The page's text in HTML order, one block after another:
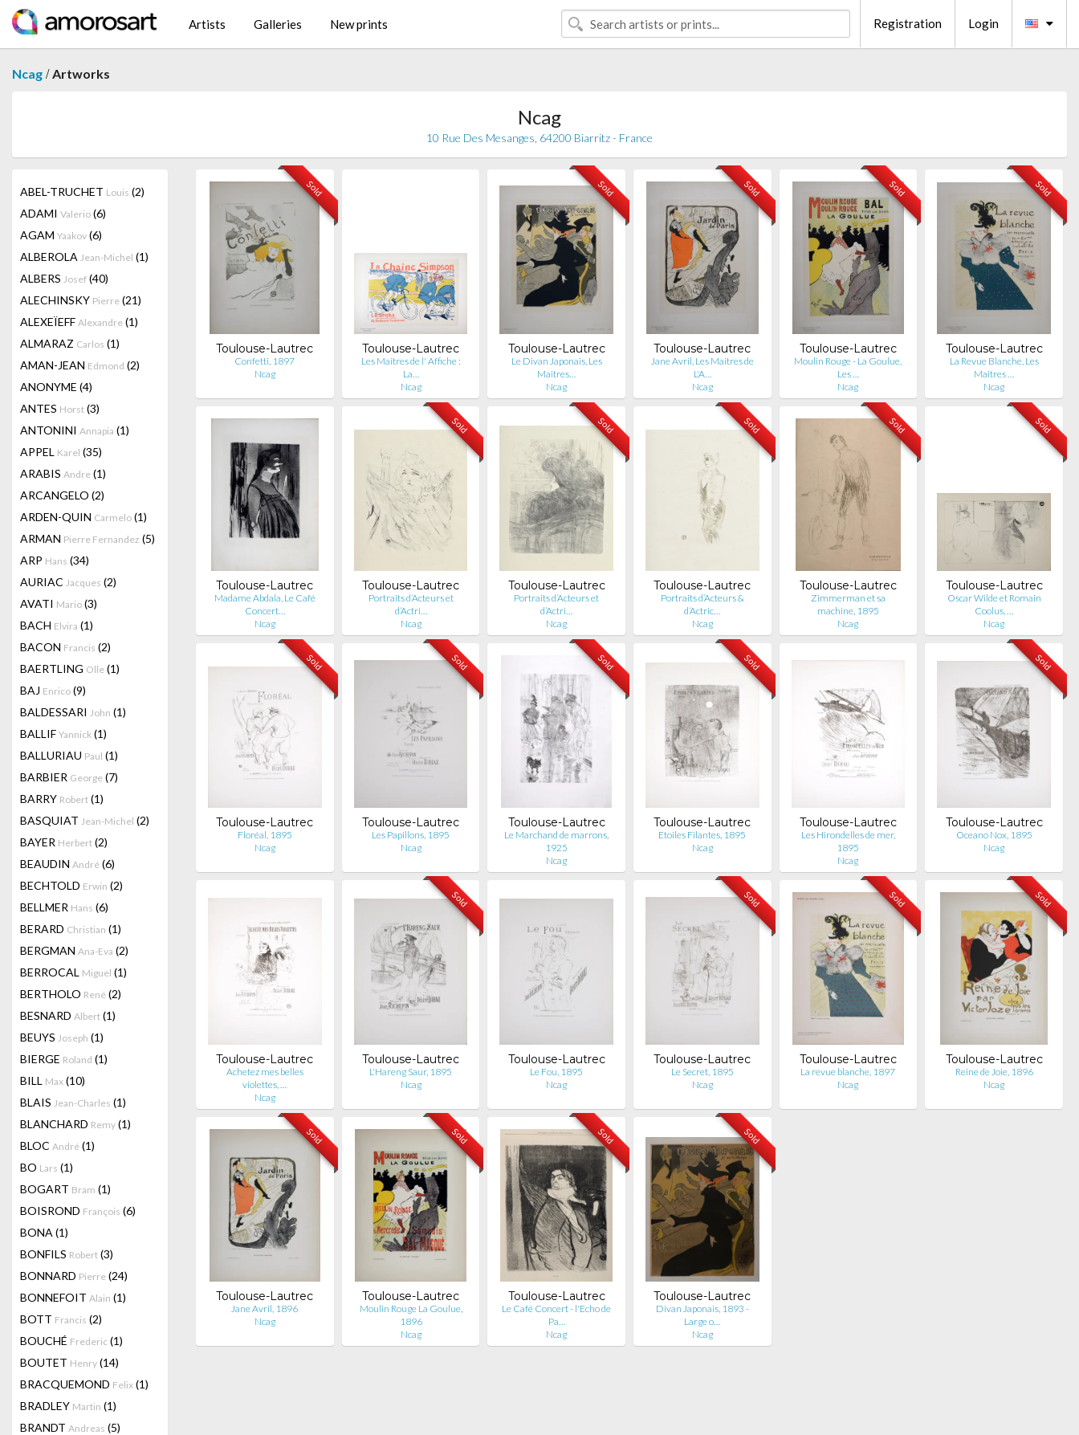
Artists Galleries New prints Registration Login
Ncag /Artworks
Ncag
10 Rue Des Mesanges, 64200 Biarritz - France
ABEL-TRUCHET Louis (2)
ADAMI Valerio (6)
AGAM Yaakov (6)
ALBEROLA Jean-Michel (1)
ALBERS Josef (40)
ALECHINSKY Pierre (21)
ALEXEÏEFF Alexandre (1)
ALMARAZ Carlos (1)
AMAN-JEAN Edmond (2)
ANONYME (4)
ANTES Horst (3)
ANTONINI Annapia (1)
APPEL Karel (35)
ARABIS Andre (1)
ARCANGELO (2)
ARDEN-QUIN Carmelo (1)
ARMAN Pierre Fernandez (5)
ARP Hans (34)
AURIAC Jacques (2)
AVATI Mario (3)
BACH Elvira (1)
BACON Francis (2)
BAERTLING Olle (1)
BAJ Enrico (9)
BALDESSARI John (1)
BALLIF Yannick (1)
BALLURIAU Paul (1)
BARBIER George (7)
BARRY Robert (1)
BASQUIAT Jean-Michel (2)
BAYER Herbert (2)
BEAUDIN André (6)
BECHTOLD Erwin (2)
BELLMER Hans (6)
BERARD Christian (1)
BERGMAN Ana-Eva (2)
BERROCAL Miguel (1)
BERTHOLO René (2)
BESNARD Albert (1)
BEUYS Joseph (1)
BIERGE Roland (1)
BILL Max (10)
BLAIS Jean-Charles (1)
BLANCHARD Remy (1)
BLOC André (1)
BO Lars (1)
BOGART Bram (1)
BOISROND François (6)
BONA (1)
BONFILS Robert (3)
BONNARD Pierre (24)
BONNEFOIT Alain (1)
BOTT Francis (2)
BOUCHÉ Frederic (1)
BOUTET Henry (14)
BRACQUEMOND Felix (1)
BRADLEY Martin (1)
BRANDT Andreas (5)
Sold
Toulouse-Lautrec
Confetti, 1897
Ncag
Toulouse-Lautrec
Les Maîtres de l' Affiche :
La…
Ncag
Sold
Toulouse-Lautrec
Le Divan Japonais, Les
Maitres…
Ncag
Sold
Toulouse-Lautrec
Jane Avril, Les Maitres de
L'A…
Ncag
Sold
Toulouse-Lautrec
Moulin Rouge - La Goulue,
Les …
Ncag
Sold
Toulouse-Lautrec
La Revue Blanche, Les
Maitres …
Ncag
Toulouse-Lautrec
Madame Abdala, Le Café
Concert…
Ncag
Sold
Toulouse-Lautrec
Portraits d’Acteurs et
d’Actri…
Ncag
Sold
Toulouse-Lautrec
Portraits d’Acteurs et
d’Actri…
Ncag
Sold
Toulouse-Lautrec
Portraits d’Acteurs &
d’Actric…
Ncag
Sold
Toulouse-Lautrec
Zimmerman et sa
machine, 1895
Ncag
Sold
Toulouse-Lautrec
Oscar Wilde et Romain
Coolus, …
Ncag
Sold
Toulouse-Lautrec
Floréal, 1895
Ncag
Sold
Toulouse-Lautrec
Les Papillons, 1895
Ncag
Sold
Toulouse-Lautrec
Le Marchand de marrons,
1925
Ncag
Sold
Toulouse-Lautrec
Etoiles Filantes, 1895
Ncag
Toulouse-Lautrec
Les Hirondelles de mer,
1895
Ncag
Sold
Toulouse-Lautrec
Oceano Nox, 1895
Ncag
Toulouse-Lautrec
Achetez mes belles
violettes, …
Ncag
Sold
Toulouse-Lautrec
L'Hareng Saur, 1895
Ncag
Toulouse-Lautrec
Le Fou, 1895
Ncag
Sold
Toulouse-Lautrec
Le Secret, 1895
Ncag
Sold
Toulouse-Lautrec
La revue blanche, 1897
Ncag
Sold
Toulouse-Lautrec
Reine de Joie, 1896
Ncag
Sold
Toulouse-Lautrec
Jane Avril, 1896
Ncag
Sold
Toulouse-Lautrec
Moulin Rouge La Goulue,
1896
Ncag
Sold
Toulouse-Lautrec
Le Café Concert - l'Echo de
Pa…
Ncag
Sold
Toulouse-Lautrec
Divan Japonais, 1893 -
Large o…
Ncag